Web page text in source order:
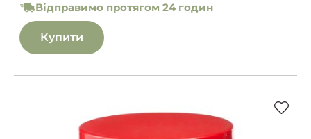
Відправимо протягом 24 годин
Купити